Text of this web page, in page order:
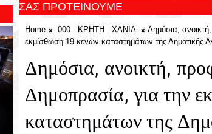
ΣΑΣ ΠΡΟΤΕΙΝΟΥΜΕ
Home 000 - ΚΡΗΤΗ - ΧΑΝΙΑ
Δημόσια,
εκμίσθωση 19 κενών καταστημάτων της Δημοτικής
Δημόσια, ανοικτή,
Δημοπρασία, για την
καταστημάτων της